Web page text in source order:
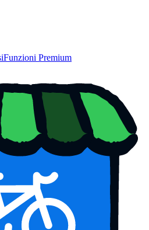
Funzioni Premium